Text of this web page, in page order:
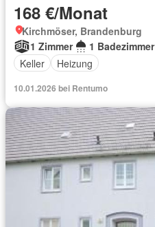
168 €/Monat
Kirchmöser, Brandenburg
1 Zimmer
1 Badezimmer
Keller
Heizung
10.01.2026 bei Rentumo